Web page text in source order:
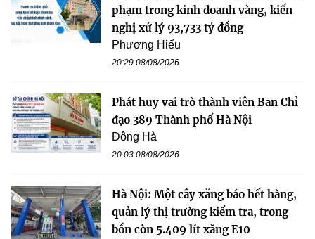
phạm trong kinh doanh vàng, kiến
nghị xử lý 93,733 tỷ đồng
Phương Hiếu
20:29 08/08/2026
Phát huy vai trò thành viên Ban Chỉ
đạo 389 Thành phố Hà Nội
Đông Hà
20:03 08/08/2026
Hà Nội: Một cây xăng báo hết hàng,
quản lý thị trường kiểm tra, trong
bồn còn 5.409 lít xăng E10